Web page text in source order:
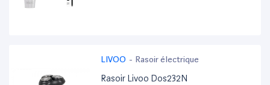
LIVOO - Rasoir électrique
Rasoir Livoo Dos232N